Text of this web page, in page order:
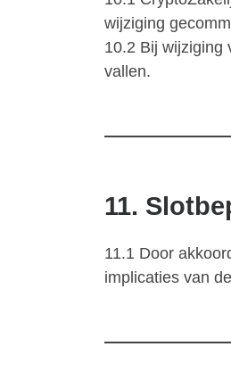
wijziging
10.2 Bij wijziging
vallen.
11.
11.1 Door
implicaties van